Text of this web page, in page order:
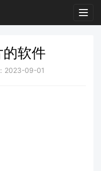
软件
2023-09-01